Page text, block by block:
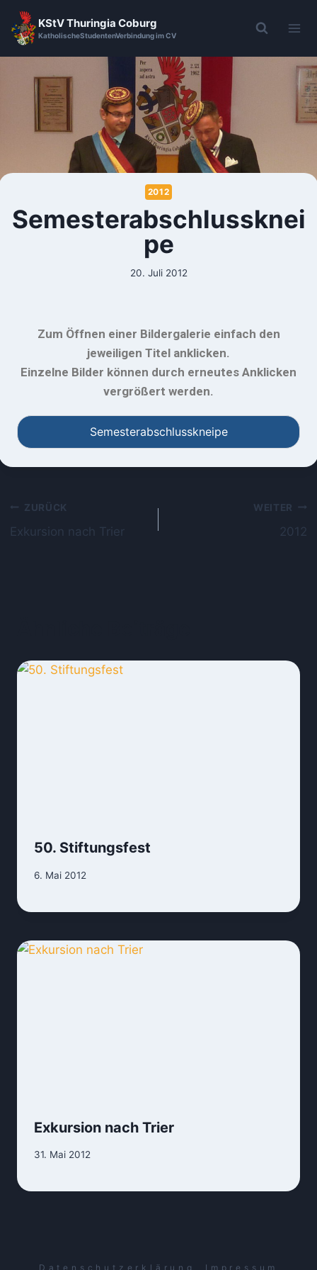
KStV Thuringia Coburg
KatholischeStudentenVerbindung im CV
2012
Semesterabschlussknei
pe
20. Juli 2012
Zum Öffnen einer Bildergalerie einfach den
jeweiligen Titel anklicken.
Einzelne Bilder können durch erneutes Anklicken
vergrößert werden.
Semesterabschlusskneipe
ZURÜCK
Exkursion nach Trier
WEITER
2012
50. Stiftungsfest
6. Mai 2012
Exkursion nach Trier
31. Mai 2012
Datenschutzerklärung Impressum